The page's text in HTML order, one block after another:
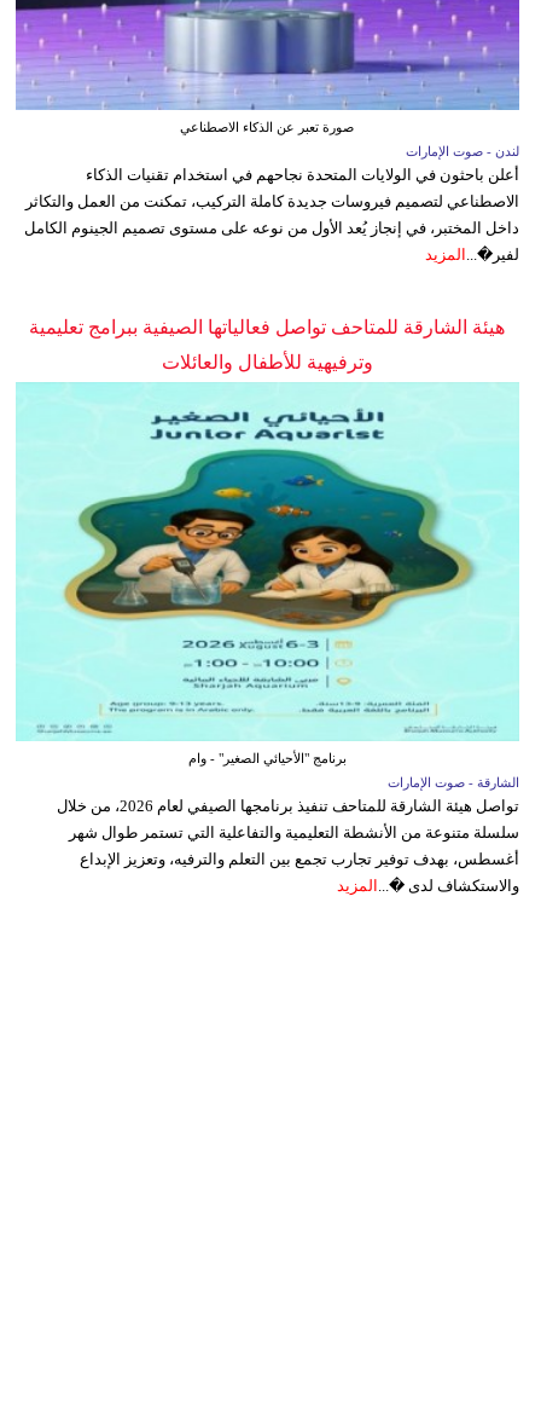
صورة تعبر عن الذكاء الاصطناعي
لندن - صوت الإمارات
أعلن باحثون في الولايات المتحدة نجاحهم في استخدام تقنيات الذكاء
الاصطناعي لتصميم فيروسات جديدة كاملة التركيب، تمكنت من العمل والتكاثر
داخل المختبر، في إنجاز يُعد الأول من نوعه على مستوى تصميم الجينوم الكامل
لفير�... المزيد
هيئة الشارقة للمتاحف تواصل فعالياتها الصيفية ببرامج تعليمية
وترفيهية للأطفال والعائلات
برنامج "الأحيائي الصغير" - وام
الشارقة - صوت الإمارات
تواصل هيئة الشارقة للمتاحف تنفيذ برنامجها الصيفي لعام 2026، من خلال
سلسلة متنوعة من الأنشطة التعليمية والتفاعلية التي تستمر طوال شهر
أغسطس، بهدف توفير تجارب تجمع بين التعلم والترفيه، وتعزيز الإبداع
والاستكشاف لدى �... المزيد